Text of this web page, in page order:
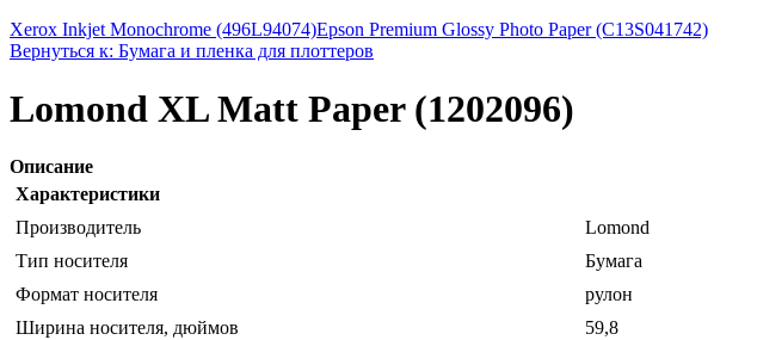
Xerox Inkjet Monochrome (496L94074)Epson Premium Glossy Photo Paper (C13S041742)
Вернуться к: Бумага и пленка для плоттеров
Lomond XL Matt Paper (1202096)
Описание
Характеристики
Производитель
Lomond
Тип носителя
Бумага
Формат носителя
рулон
Ширина носителя, дюймов
59,8